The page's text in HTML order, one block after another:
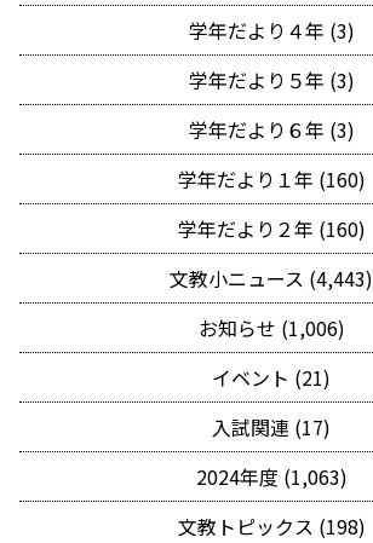
学年だより４年 (3)
学年だより５年 (3)
学年だより６年 (3)
学年だより１年 (160)
学年だより２年 (160)
文教小ニュース (4,443)
お知らせ (1,006)
イベント (21)
入試関連 (17)
2024年度 (1,063)
文教トピックス (198)